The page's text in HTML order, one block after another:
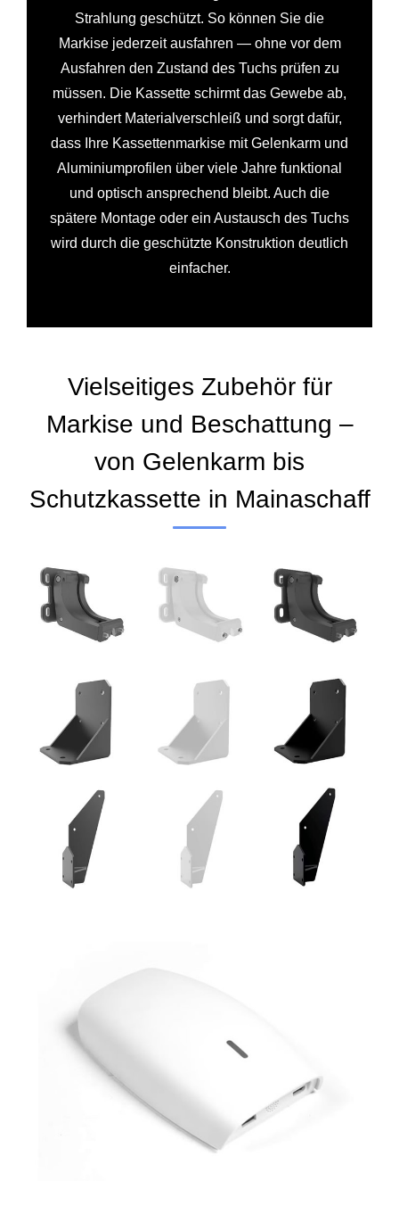
Strahlung geschützt. So können Sie die
Markise jederzeit ausfahren — ohne vor dem
Ausfahren den Zustand des Tuchs prüfen zu
müssen. Die Kassette schirmt das Gewebe ab,
verhindert Materialverschleiß und sorgt dafür,
dass Ihre Kassettenmarkise mit Gelenkarm und
Aluminiumprofilen über viele Jahre funktional
und optisch ansprechend bleibt. Auch die
spätere Montage oder ein Austausch des Tuchs
wird durch die geschützte Konstruktion deutlich
einfacher.
Vielseitiges Zubehör für
Markise und Beschattung –
von Gelenkarm bis
Schutzkassette in Mainaschaff